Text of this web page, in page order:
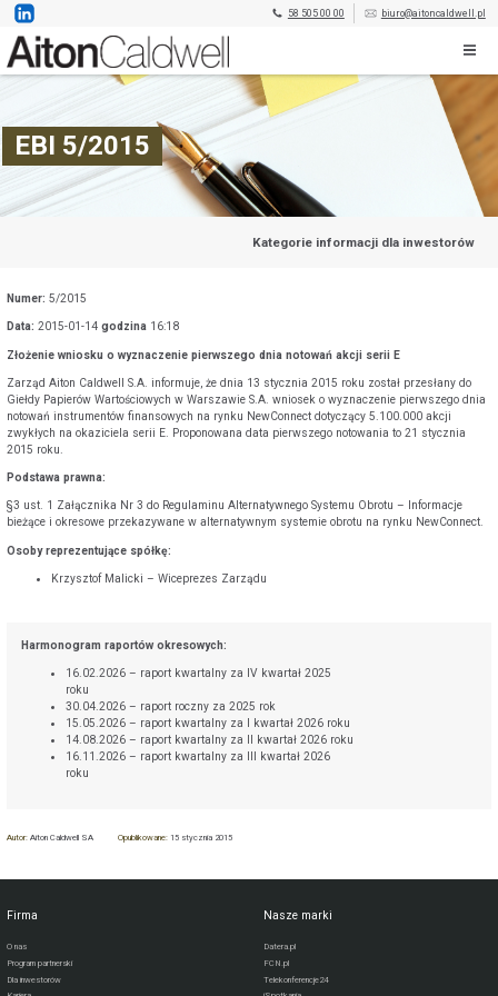
58 505 00 00 biuro@aitoncaldwell.pl
EBI 5/2015
Kategorie informacji dla inwestorów
Numer: 5/2015
Data:2015-01-14godzina 16:18
Złożenie wniosku o wyznaczenie pierwszego dnia notowań akcji serii E
Zarząd Aiton Caldwell S.A. informuje, że dnia 13 stycznia 2015 roku został przesłany do
Giełdy Papierów Wartościowych w Warszawie S.A. wniosek o wyznaczenie pierwszego dnia
notowań instrumentów finansowych na rynku NewConnect dotyczący 5.100.000 akcji
zwykłych na okaziciela serii E. Proponowana data pierwszego notowania to 21 stycznia
2015 roku.
Podstawa prawna:
§3 ust. 1 Załącznika Nr 3 do Regulaminu Alternatywnego Systemu Obrotu – Informacje
bieżące i okresowe przekazywane w alternatywnym systemie obrotu na rynku NewConnect.
Osoby reprezentujące spółkę:
Krzysztof Malicki – Wiceprezes Zarządu
Harmonogram raportów okresowych:
16.02.2026 – raport kwartalny za IV kwartał 2025
roku
30.04.2026 – raport roczny za 2025 rok
15.05.2026 – raport kwartalny za I kwartał 2026 roku
14.08.2026 – raport kwartalny za II kwartał 2026 roku
16.11.2026 – raport kwartalny za III kwartał 2026
roku
Autor:Aiton Caldwell SA Opublikowane: 15 stycznia 2015
Firma
O nas
Program partnerski
Dla inwestorów
Nasze marki
Datera.pl
FCN.pl
Telekonferencje24